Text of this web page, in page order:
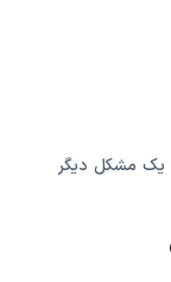
یک مشکل دیگر